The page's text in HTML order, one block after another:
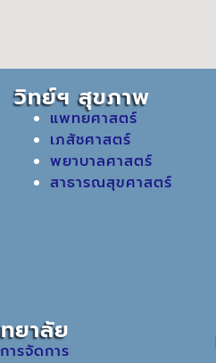
วิทย์ฯ สุขภาพ
แพทยศาสตร์
เภสัชศาสตร์
พยาบาลศาสตร์
สาธารณสุขศาสตร์
ยาลัย
ารจัดการ